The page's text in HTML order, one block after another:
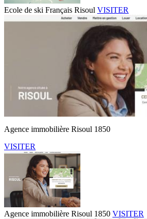
Ecole de ski Français Risoul VISITER
Agence immobilière Risoul 1850
VISITER
Agence immobilière Risoul 1850 VISITER